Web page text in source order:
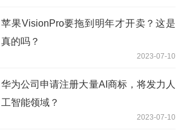
苹果VisionPro要拖到明年才开卖？这是
真的吗？
2023-07-10
华为公司申请注册大量AI商标，将发力人
工智能领域？
2023-07-10